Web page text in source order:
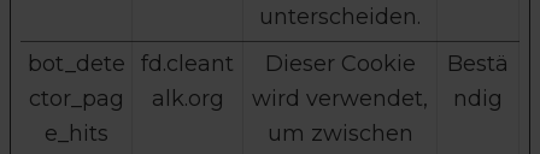
unterscheiden.
bot_dete
ctor_pag
e_hits
fd.cleant
alk.org
Dieser Cookie
wird verwendet,
um zwischen
Bestä
ndig